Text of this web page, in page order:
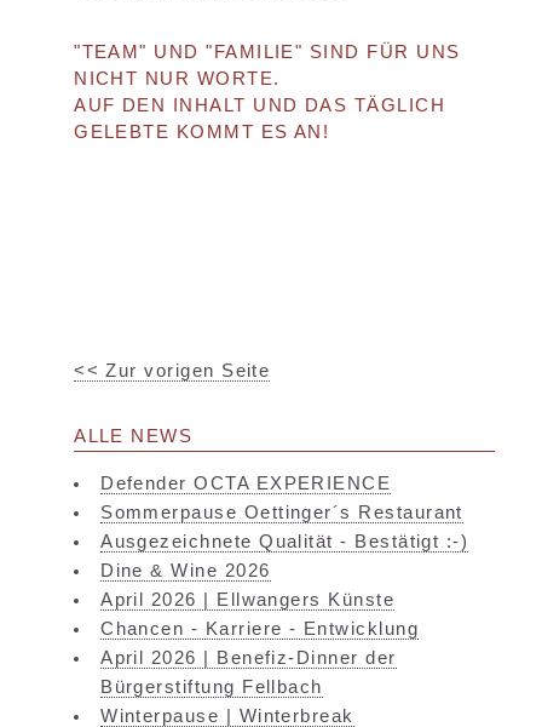
"TEAM" UND "FAMILIE" SIND FÜR UNS
NICHT NUR WORTE.
AUF DEN INHALT UND DAS TÄGLICH
GELEBTE KOMMT ES AN!
<< Zur vorigen Seite
ALLE NEWS
Defender OCTA EXPERIENCE
Sommerpause Oettinger´s Restaurant
Ausgezeichnete Qualität - Bestätigt :-)
Dine & Wine 2026
April 2026 | Ellwangers Künste
Chancen - Karriere - Entwicklung
April 2026 | Benefiz-Dinner der
Bürgerstiftung Fellbach
Winterpause | Winterbreak